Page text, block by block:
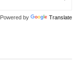
Powered by Translate